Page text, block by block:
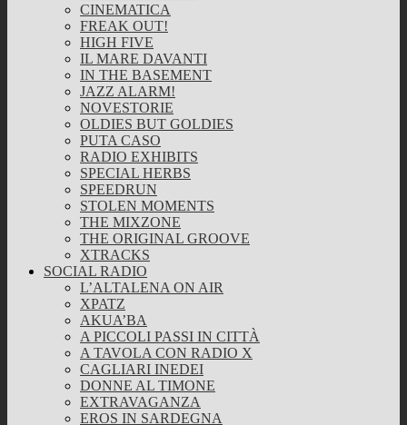
CINEMATICA
FREAK OUT!
HIGH FIVE
IL MARE DAVANTI
IN THE BASEMENT
JAZZ ALARM!
NOVESTORIE
OLDIES BUT GOLDIES
PUTA CASO
RADIO EXHIBITS
SPECIAL HERBS
SPEEDRUN
STOLEN MOMENTS
THE MIXZONE
THE ORIGINAL GROOVE
XTRACKS
SOCIAL RADIO
L’ALTALENA ON AIR
XPATZ
AKUA’BA
A PICCOLI PASSI IN CITTÀ
A TAVOLA CON RADIO X
CAGLIARI INEDEI
DONNE AL TIMONE
EXTRAVAGANZA
EROS IN SARDEGNA